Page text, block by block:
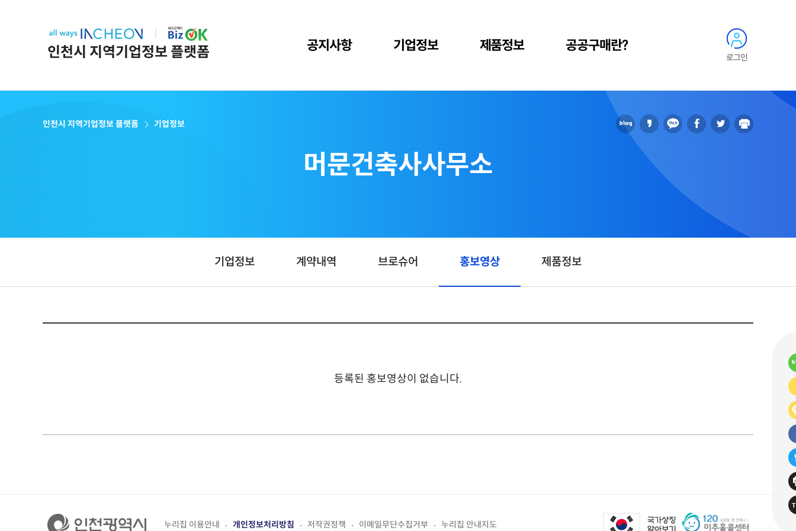
인천시 지역기업정보 플랫폼 공지사항 기업정보 제품정보 공공구매란?
로그인
인천시 지역기업정보 플랫폼 기업정보
머문건축사사무소
기업정보 계약내역 브로슈어 홍보영상 제품정보
등록된 홍보영상이 없습니다.
누리집 이용안내 개인정보처리방침 저작권정책 이메일무단수집거부 누리집 안내지도